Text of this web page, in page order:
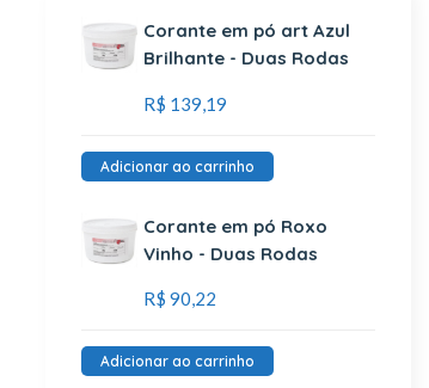
Corante em pó art Azul
Brilhante - Duas Rodas
R$ 139,19
Adicionar ao carrinho
Corante em pó Roxo
Vinho - Duas Rodas
R$ 90,22
Adicionar ao carrinho